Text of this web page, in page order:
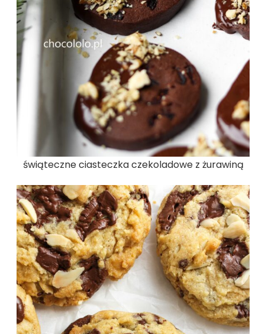
świąteczne ciasteczka czekoladowe z żurawiną